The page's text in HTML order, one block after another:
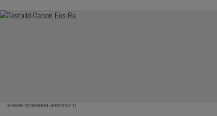
© FRANK SACKENHEIM (AUSSCHNITT)